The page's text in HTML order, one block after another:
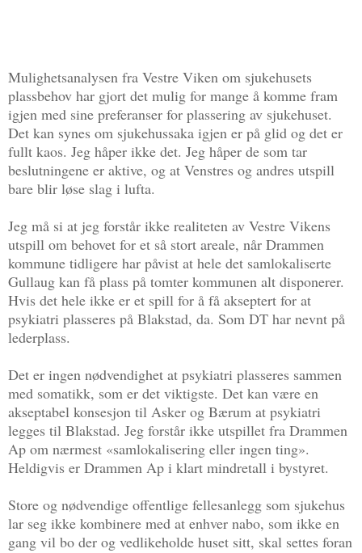
Mulighetsanalysen fra Vestre Viken om sjukehusets
plassbehov har gjort det mulig for mange å komme fram
igjen med sine preferanser for plassering av sjukehuset.
Det kan synes om sjukehussaka igjen er på glid og det er
fullt kaos. Jeg håper ikke det. Jeg håper de som tar
beslutningene er aktive, og at Venstres og andres utspill
bare blir løse slag i lufta.
Jeg må si at jeg forstår ikke realiteten av Vestre Vikens
utspill om behovet for et så stort areale, når Drammen
kommune tidligere har påvist at hele det samlokaliserte
Gullaug kan få plass på tomter kommunen alt disponerer.
Hvis det hele ikke er et spill for å få akseptert for at
psykiatri plasseres på Blakstad, da. Som DT har nevnt på
lederplass.
Det er ingen nødvendighet at psykiatri plasseres sammen
med somatikk, som er det viktigste. Det kan være en
akseptabel konsesjon til Asker og Bærum at psykiatri
legges til Blakstad. Jeg forstår ikke utspillet fra Drammen
Ap om nærmest «samlokalisering eller ingen ting».
Heldigvis er Drammen Ap i klart mindretall i bystyret.
Store og nødvendige offentlige fellesanlegg som sjukehus
lar seg ikke kombinere med at enhver nabo, som ikke en
gang vil bo der og vedlikeholde huset sitt, skal settes foran